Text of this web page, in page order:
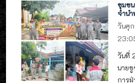
ชุมช
จำน
วันศุ
วันที่
นาย
การ